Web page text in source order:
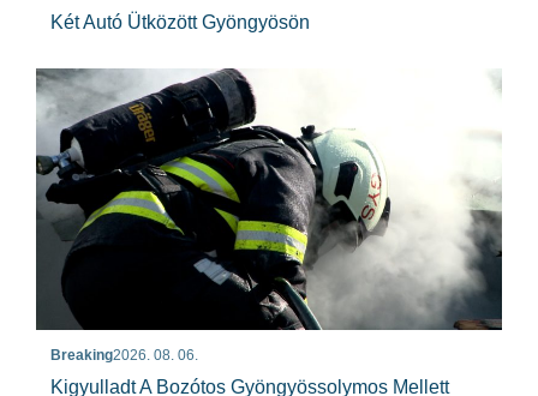
Két Autó Ütközött Gyöngyösön
Breaking2026. 08. 06.
Kigyulladt A Bozótos Gyöngyössolymos Mellett